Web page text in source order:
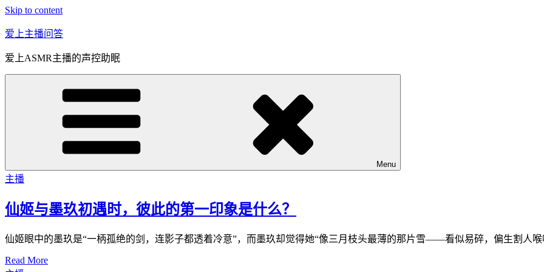
Skip to content
爱上主播问答
爱上ASMR主播的声控助眠
Menu
主播
仙姬与墨玖初遇时，彼此的第一印象是什么？
仙姬眼中的墨玖是“一柄孤绝的剑，连影子都透着冷意”，而墨玖却觉得她“像三月枝头最薄的那片雪——看似易碎，偏生割人喉
Read More